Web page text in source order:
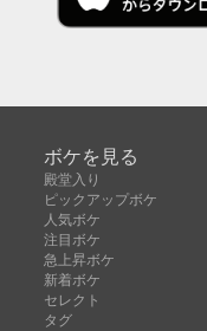
ボケを見る
殿堂入り
ピックアップボケ
人気ボケ
注目ボケ
急上昇ボケ
新着ボケ
セレクト
タグ